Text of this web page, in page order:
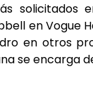
solicitados
en Vogue
en otros
se encarga